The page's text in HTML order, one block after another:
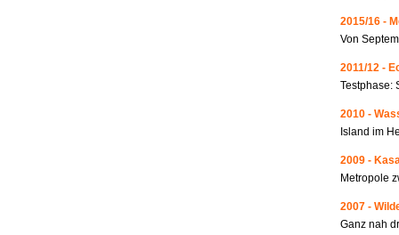
2015/16 -
Von
2011/12 -
Testphase:
2010 -
Island im
2009 -
Metropole
2007 -
Ganz nah